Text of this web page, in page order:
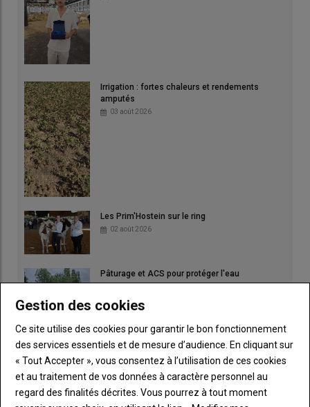
Irrigation : fortes chaleurs et rendements
amputés
03 août 2026
Les Prim'Hostein sur le ring
02 août 2026
Pâturage et ACS pour protéger l'eau
Gestion des cookies
Ce site utilise des cookies pour garantir le bon fonctionnement
des services essentiels et de mesure d’audience. En cliquant sur
« Tout Accepter », vous consentez à l’utilisation de ces cookies
et au traitement de vos données à caractère personnel au
regard des finalités décrites. Vous pourrez à tout moment